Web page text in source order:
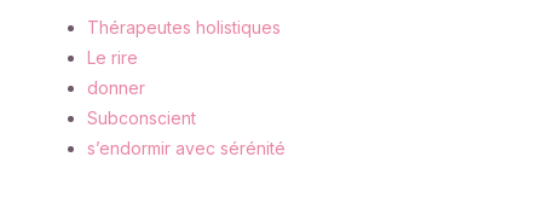
Thérapeutes holistiques
Le rire
donner
Subconscient
s’endormir avec sérénité